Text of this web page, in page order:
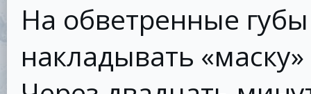
На обветренные
накладывать